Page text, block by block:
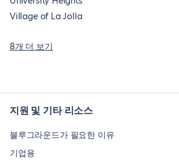
Village of La Jolla
8개 더 보기
지원 및 기타 리소스
블루그라운드가 필요한 이유
기업용